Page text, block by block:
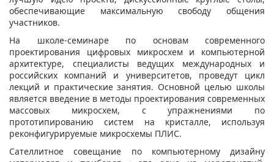
обеспечивающие максимальную свободу общения
участников.
На школе-семинаре по основам современного
проектирования цифровых микросхем и компьютерной
архитектуре, специалисты ведущих международных и
российских компаний и университетов, проведут цикл
лекций и практические занятия. Основной целью школы
является введение в методы проектирования современных
массовых микросхем, с упражнениями по
прототипированию систем на кристалле, используя
реконфигурируемые микросхемы ПЛИС.
Сателлитное совещание по компьютерному дизайну